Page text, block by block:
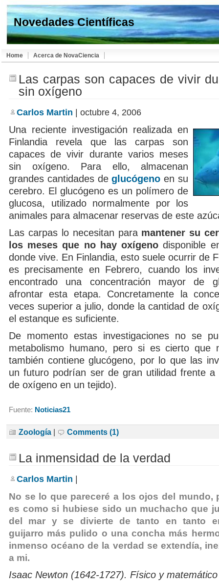
Novedades Científicas
Home Acerca de NovaCiencia
Las carpas son capaces de vivir
sin oxígeno
Carlos Martin | octubre 4, 2006
Una reciente investigación realizada en
Finlandia revela que las carpas son
capaces de vivir durante varios meses
sin oxígeno. Para ello, almacenan
grandes cantidades deglucógeno en su
cerebro. El glucógeno es un polímero de
glucosa, utilizado normalmente por los
animales para almacenar reservas de este
Las carpas lo necesitan para mantener su
los meses que no hay oxígeno disponible
donde vive. En Finlandia, esto suele ocurrir de
es precisamente en Febrero, cuando los
encontrado una concentración mayor de
afrontar esta etapa. Concretamente la
veces superior a julio, donde la cantidad de
el estanque es suficiente.
De momento estas investigaciones no se
metabolismo humano, pero si es cierto que
también contiene glucógeno, por lo que las
un futuro podrían ser de gran utilidad frente
de oxígeno en un tejido).
Fuente: Noticias21
Zoología | Comments (1)
La inmensidad de la verdad
Carlos Martin
No se lo que pareceré a los ojos del mundo,
es como si hubiese sido un muchacho que
del mar y se divierte de tanto en tanto
guijarro más pulido o una concha más
inmenso océano de la verdad se extendía,
a mi.
Isaac Newton (1642-1727). Físico y